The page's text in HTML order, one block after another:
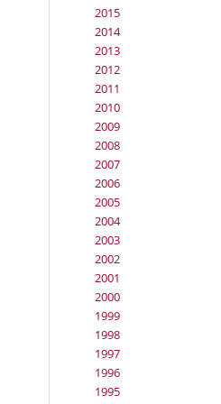
2015
2014
2013
2012
2011
2010
2009
2008
2007
2006
2005
2004
2003
2002
2001
2000
1999
1998
1997
1996
1995